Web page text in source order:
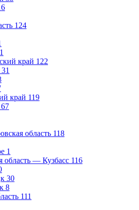
124
1
край 122
31
край 119
67
область 118
1
область — Кузбасс 116
30
8
111